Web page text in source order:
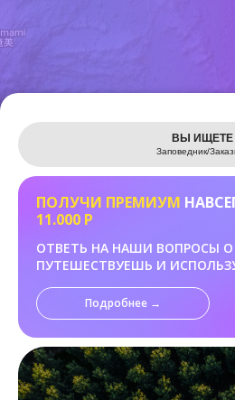
ВЫ ИЩЕТЕ
Заповедник/
ПОЛУЧИ ПРЕМИУМ
11.000 Р
ОТВЕТЬ НА НАШИ ВОПРОСЫ
ПУТЕШЕСТВУЕШЬ И
Подробнее →